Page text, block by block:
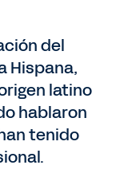
del
Hispana,
latino
hablaron
tenido